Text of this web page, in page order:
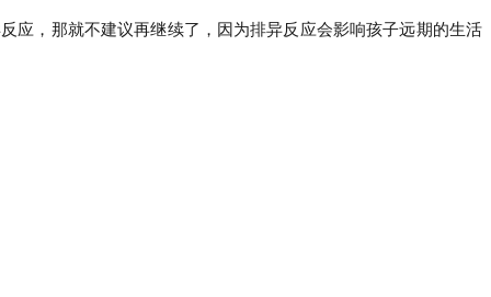
应，那就不建议再继续了，因为排异反应会影响孩子远期的生活